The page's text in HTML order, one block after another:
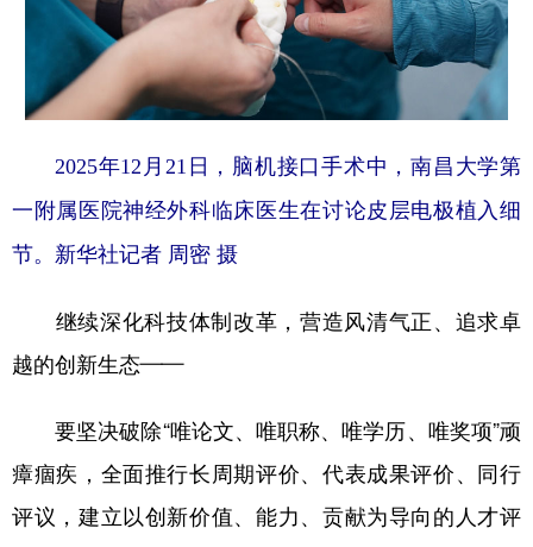
2025年12月21日，脑机接口手术中，南昌大学第
一附属医院神经外科临床医生在讨论皮层电极植入细
节。新华社记者 周密 摄
继续深化科技体制改革，营造风清气正、追求卓
越的创新生态——
要坚决破除“唯论文、唯职称、唯学历、唯奖项”顽
瘴痼疾，全面推行长周期评价、代表成果评价、同行
评议，建立以创新价值、能力、贡献为导向的人才评